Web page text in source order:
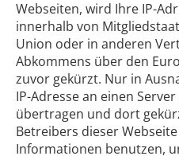
Webseiten, wird Ihre IP-
innerhalb von
Union oder in anderen
Abkommens über den
zuvor gekürzt. Nur in
IP-Adresse an einen
übertragen und dort
Betreibers dieser
Informationen benutzen,